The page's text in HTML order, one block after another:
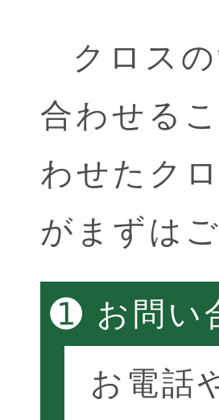
クロス
合わせる
わせたク
がまずは
➊ お問い
お電話